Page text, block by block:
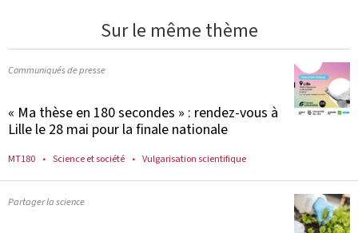
Sur le même thème
Communiqués de presse
« Ma thèse en 180 secondes » : rendez-vous à
Lille le 28 mai pour la finale nationale
MT180 Science et société Vulgarisation scientifique
Partager la science